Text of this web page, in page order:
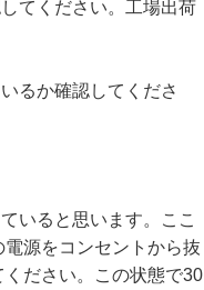
てください。工場出荷
るか確認してくださ
いると思います。ここ
源をコンセントから抜
ださい。この状態で30